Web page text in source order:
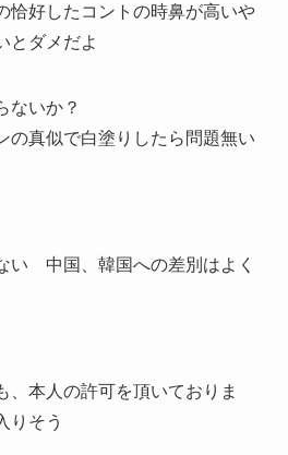
恰好したコントの時鼻が高いや
とダメだよ
ないか？
の真似で白塗りしたら問題無い
い 中国、韓国への差別はよく
、本人の許可を頂いておりま
りそう